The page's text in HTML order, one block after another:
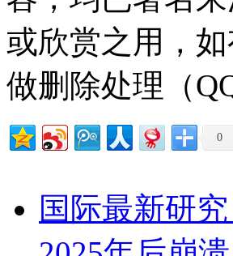
或欣赏之用，
做删除处理（
0
国际最新研